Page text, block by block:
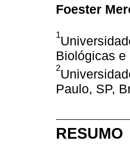
Foester
1
Biológicas e
2
Paulo, SP,
RESUMO